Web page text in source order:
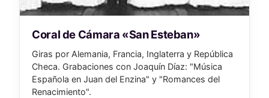
Coral de Cámara «San Esteban»
Giras por Alemania, Francia, Inglaterra y República
Checa. Grabaciones con Joaquín Díaz: "Música
Española en Juan del Enzina" y "Romances del
Renacimiento".